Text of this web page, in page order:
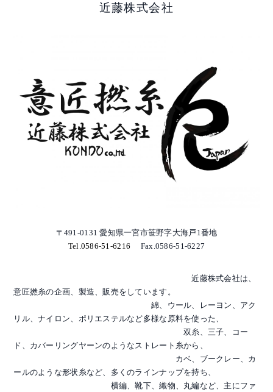
近藤株式会社
〒491-0131 愛知県一宮市笹野字大海戸1番地
Tel.0586-51-6216
Fax.0586-51-6227
近藤株式会社は、
意匠撚糸の企画、製造、販売をしています。
綿、ウール、レーヨン、アク
リル、ナイロン、ポリエステルなど多様な原料を使った、
双糸、三子、コー
ド、カバーリングヤーンのようなストレート糸から、
カベ、ブークレー、カ
ールのような形状糸など、多くのラインナップを持ち、
横編、靴下、織物、丸編など、主にファ